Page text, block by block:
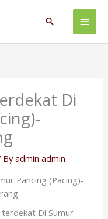
Main
Search
Di
Byadmin admin
Pancing (Pacing)-
Di Sumur